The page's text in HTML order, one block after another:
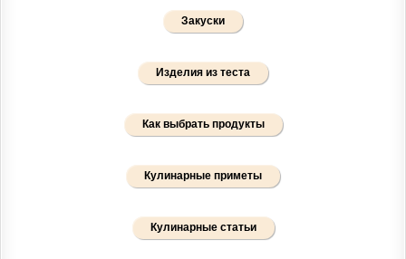
Закуски
Изделия из теста
Как выбрать продукты
Кулинарные приметы
Кулинарные статьи